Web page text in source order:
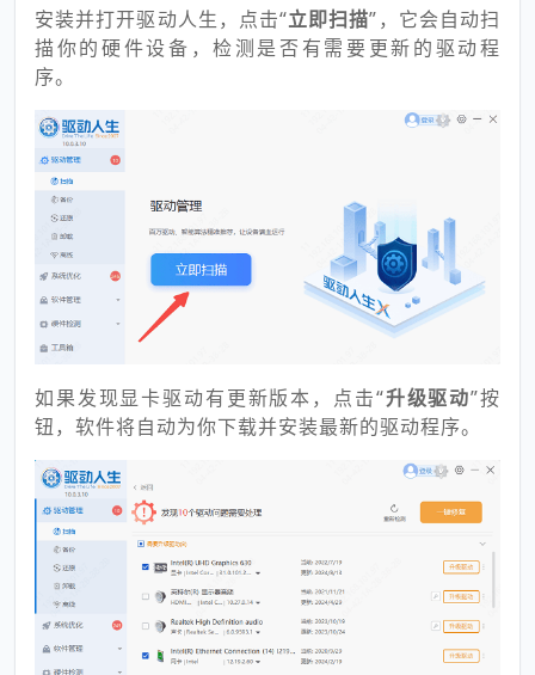
安装并打开驱动人生，点击“立即扫描”，它会自动扫
描你的硬件设备，检测是否有需要更新的驱动程
序。
如果发现显卡驱动有更新版本，点击“升级驱动”按
钮，软件将自动为你下载并安装最新的驱动程序。